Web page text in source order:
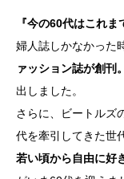
『今の60代はこれま
婦人誌しかなかった
ァッション誌が創刊。
出しました。
さらに、ビートルズ
代を牽引してきた世
若い頃から自由に好